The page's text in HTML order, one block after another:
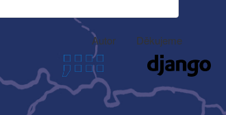
Autor Děkujeme